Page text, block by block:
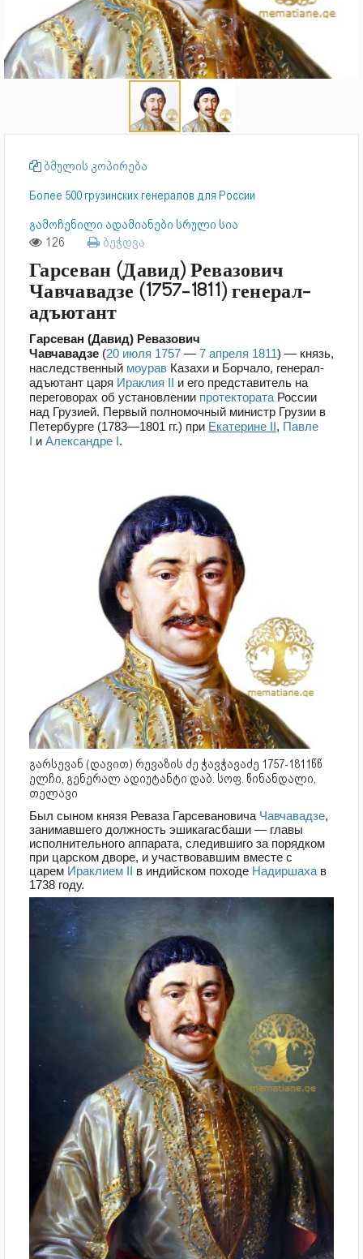
ბმულის კოპირება
Более 500 грузинских генералов для России
გამოჩენილი ადამიანები სრული სია
126 ბეჭდვა
Гарсеван (Давид) Ревазович
Чавчавадзе (1757-1811) генерал-
адъютант
Гарсеван (Давид) Ревазович
Чавчавадзе (20 июля 1757 — 7 апреля 1811) — князь,
наследственный моурав Казахи и Борчало, генерал-
адъютант царя Ираклия II и его представитель на
переговорах об установлении протектората России
над Грузией. Первый полномочный министр Грузии в
Петербурге (1783—1801 гг.) при Екатерине II, Павле
I и Александре I.
გარსევან (დავით) რევაზის ძე ჭავჭავაძე 1757-1811წწ
ელჩი, გენერალ ადიუტანტი დაბ. სოფ. წინანდალი,
თელავი
Был сыном князя Реваза Гарсевановича Чавчавадзе,
занимавшего должность эшикагасбаши — главы
исполнительного аппарата, следившиго за порядком
при царском дворе, и участвовавшим вместе с
царем Ираклием II в индийском походе Надиршаха в
1738 году.